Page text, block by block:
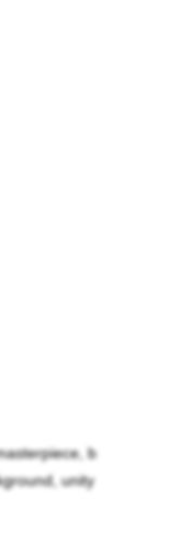
の果てに
隷商に囚
b
unity